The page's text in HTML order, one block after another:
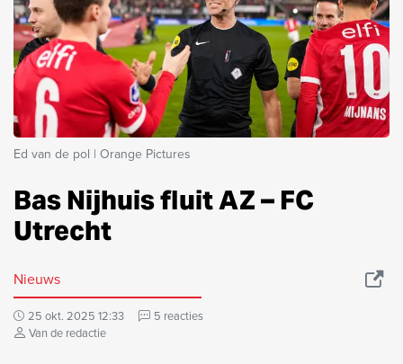
Ed van de pol | Orange Pictures
Bas Nijhuis fluit AZ – FC
Utrecht
Nieuws
25 okt. 2025 12:33
5 reacties
Van de redactie